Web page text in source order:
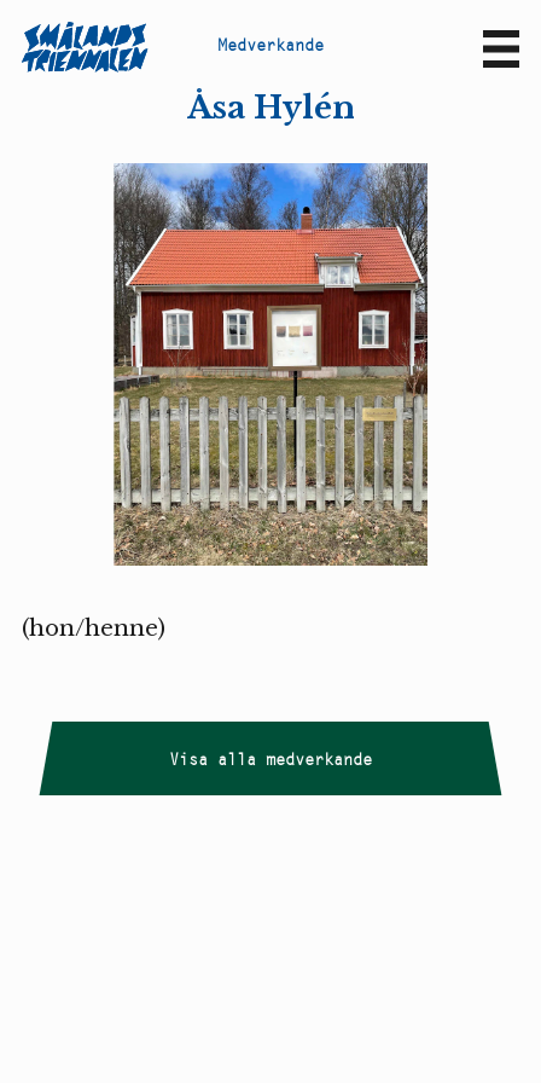
Medverkande
Åsa Hylén
(hon/henne)
Visa alla medverkande